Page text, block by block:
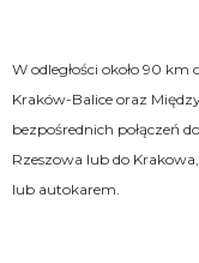
W odległości około 90
Kraków-Balice oraz
bezpośrednich połączeń
Rzeszowa lub do
lub autokarem.